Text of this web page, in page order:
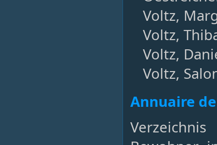
Voltz,
Voltz,
Voltz,
Voltz,
Annuaire